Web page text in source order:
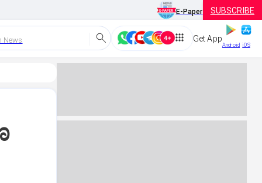
E-Paper SUBSCRIBE
News Get App
Android iOS